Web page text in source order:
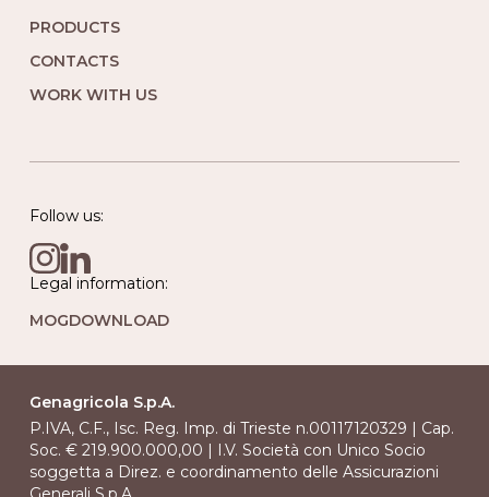
PRODUCTS
CONTACTS
WORK WITH US
Follow us:
Legal information:
MOGDOWNLOAD
Genagricola S.p.A.
P.IVA, C.F., Isc. Reg. Imp. di Trieste n.00117120329 | Cap.
Soc. € 219.900.000,00 | I.V. Società con Unico Socio
soggetta a Direz. e coordinamento delle Assicurazioni